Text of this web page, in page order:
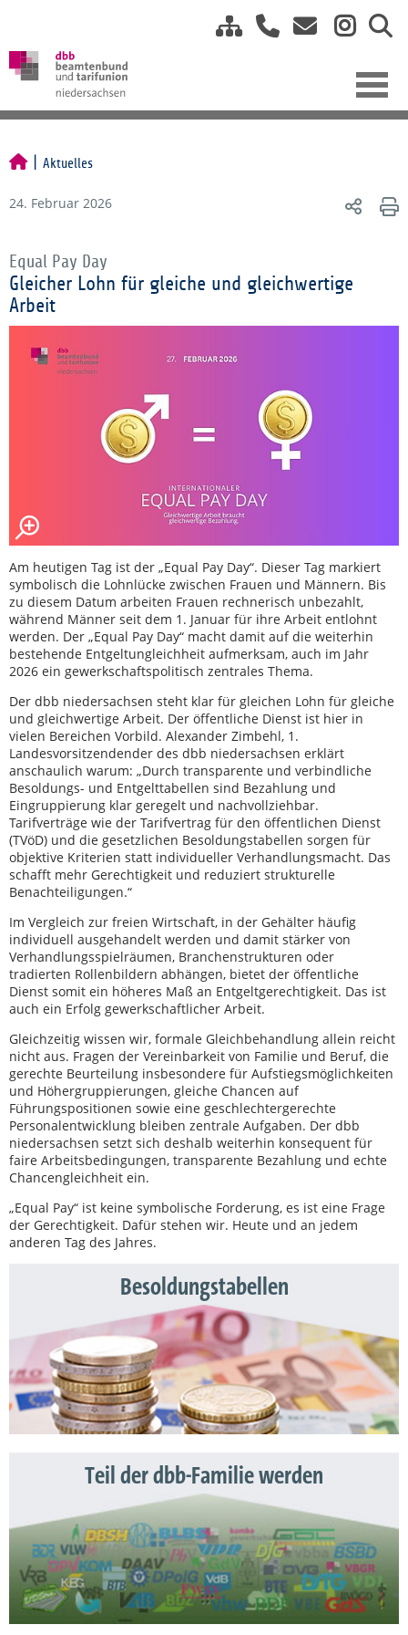
Besoldungstabellen
Teil der dbb-Familie werden
Aktuelles
24. Februar 2026
Equal Pay Day
Gleicher Lohn für gleiche und gleichwertige
Arbeit
Am heutigen Tag ist der „Equal Pay Day“. Dieser Tag markiert
symbolisch die Lohnlücke zwischen Frauen und Männern. Bis
zu diesem Datum arbeiten Frauen rechnerisch unbezahlt,
während Männer seit dem 1. Januar für ihre Arbeit entlohnt
werden. Der „Equal Pay Day“ macht damit auf die weiterhin
bestehende Entgeltungleichheit aufmerksam, auch im Jahr
2026 ein gewerkschaftspolitisch zentrales Thema.
Der dbb niedersachsen steht klar für gleichen Lohn für gleiche
und gleichwertige Arbeit. Der öffentliche Dienst ist hier in
vielen Bereichen Vorbild. Alexander Zimbehl, 1.
Landesvorsitzendender des dbb niedersachsen erklärt
anschaulich warum: „Durch transparente und verbindliche
Besoldungs- und Entgelttabellen sind Bezahlung und
Eingruppierung klar geregelt und nachvollziehbar.
Tarifverträge wie der Tarifvertrag für den öffentlichen Dienst
(TVöD) und die gesetzlichen Besoldungstabellen sorgen für
objektive Kriterien statt individueller Verhandlungsmacht. Das
schafft mehr Gerechtigkeit und reduziert strukturelle
Benachteiligungen.“
Im Vergleich zur freien Wirtschaft, in der Gehälter häufig
individuell ausgehandelt werden und damit stärker von
Verhandlungsspielräumen, Branchenstrukturen oder
tradierten Rollenbildern abhängen, bietet der öffentliche
Dienst somit ein höheres Maß an Entgeltgerechtigkeit. Das ist
auch ein Erfolg gewerkschaftlicher Arbeit.
Gleichzeitig wissen wir, formale Gleichbehandlung allein reicht
nicht aus. Fragen der Vereinbarkeit von Familie und Beruf, die
gerechte Beurteilung insbesondere für Aufstiegsmöglichkeiten
und Höhergruppierungen, gleiche Chancen auf
Führungspositionen sowie eine geschlechtergerechte
Personalentwicklung bleiben zentrale Aufgaben. Der dbb
niedersachsen setzt sich deshalb weiterhin konsequent für
faire Arbeitsbedingungen, transparente Bezahlung und echte
Chancengleichheit ein.
„Equal Pay“ ist keine symbolische Forderung, es ist eine Frage
der Gerechtigkeit. Dafür stehen wir. Heute und an jedem
anderen Tag des Jahres.